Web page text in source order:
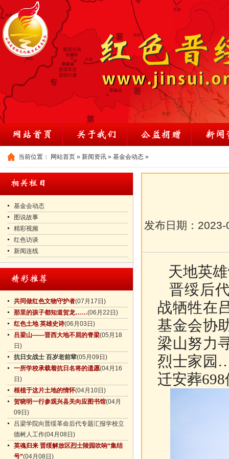
当前位置： 网站首页 » 新闻资讯 » 基金会动态 »
基金会动态
图说故事
精彩视频
红色访谈
新闻连线
共同做红色文物守护者(07月17日)
那里的孩子都知道贺龙……(06月22日)
红色土地 英雄史诗(06月03日)
吕梁山——晋西大地不屈的脊梁(05月18
日)
抗日女战士 百岁老前辈(05月09日)
一所学校承载着抗日名将的遗愿(04月16
日)
根植于这片土地的情怀(04月10日)
贺晓明一行参观兴县关向应图书馆(04月
09日)
吕梁学院向晋绥革命后代专题汇报学校立
德树人工作(04月08日)
英魂归来 晋绥解放区烈士陵园吹响“集结
号”(04月08日)
发布日期： 2023-
天地英
晋绥后
战牺牲在
基金会协
梁山努力
烈士家园
迁安葬